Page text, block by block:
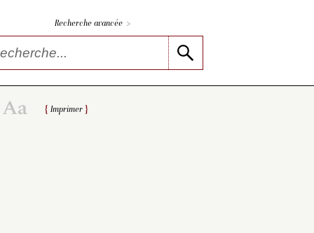
Recherche avancée >
Imprimer